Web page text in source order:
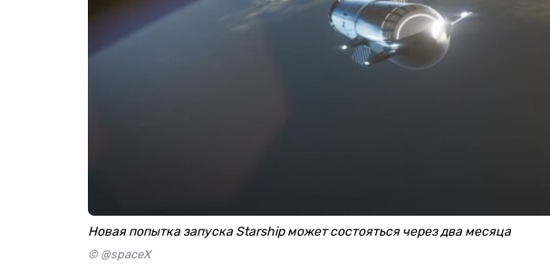
Новая попытка запуска Starship может состояться через два месяца
© @spaceX